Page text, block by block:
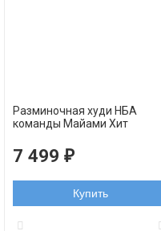
Разминочная худи НБА
команды Майами Хит
7 499 ₽
Купить